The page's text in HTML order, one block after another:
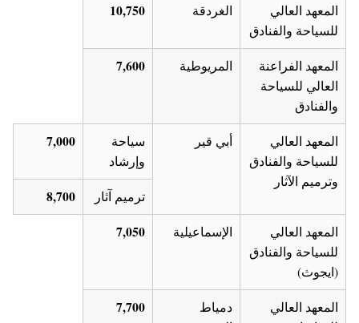
المعهد العالي
للسياحة والفنادق
الغردقة 10,750
المعهد الفراعنة
العالي للسياحة
والفنادق
المريوطية 7,600
المعهد العالي
للسياحة والفنادق
وترميم الآثار
أبي قير
سياحة
وإرشاد
7,000
ترميم آثار 8,700
المعهد العالي
للسياحة والفنادق
(ايجوث)
الإسماعيلية 7,050
المعهد العالي
دمياط
7,700